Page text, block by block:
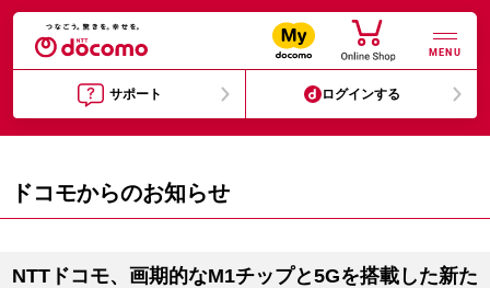
MENU
サポート ログインする
ドコモからのお知らせ
NTTドコモ、画期的なM1チップと5Gを搭載した新た